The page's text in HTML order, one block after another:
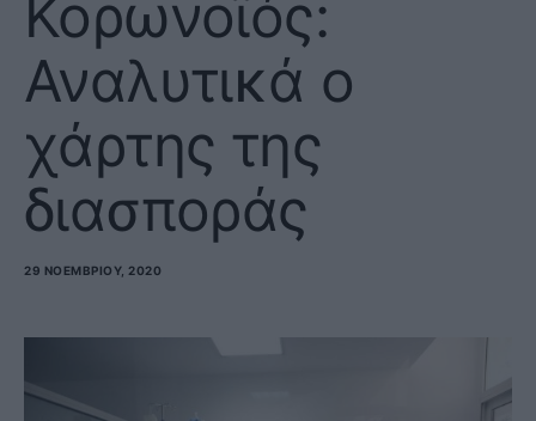
Κορωνοϊός:
Αναλυτικά ο
χάρτης της
διασποράς
29 ΝΟΕΜΒΡΊΟΥ, 2020